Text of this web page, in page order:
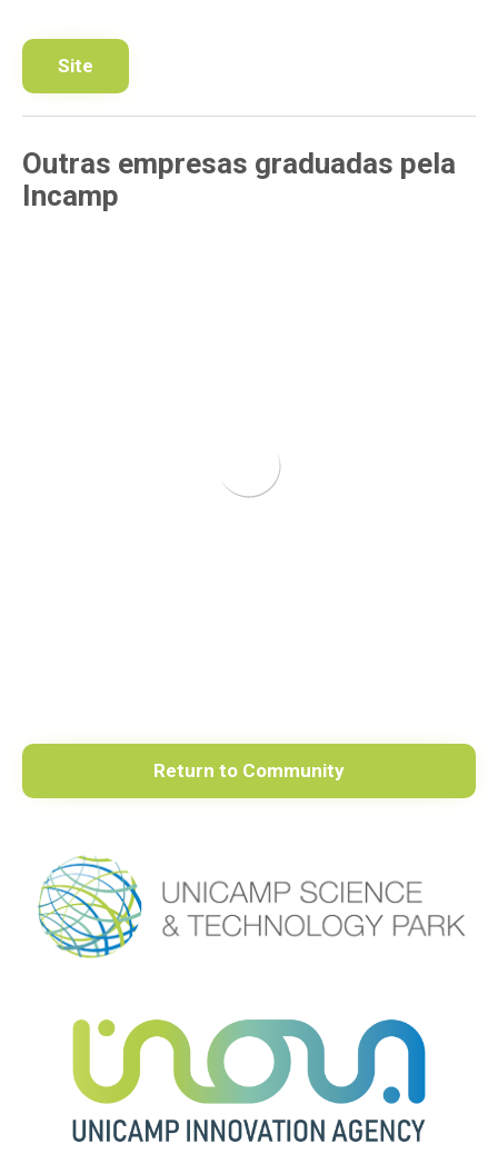
Site
Outras empresas graduadas pela
Incamp
Return to Community